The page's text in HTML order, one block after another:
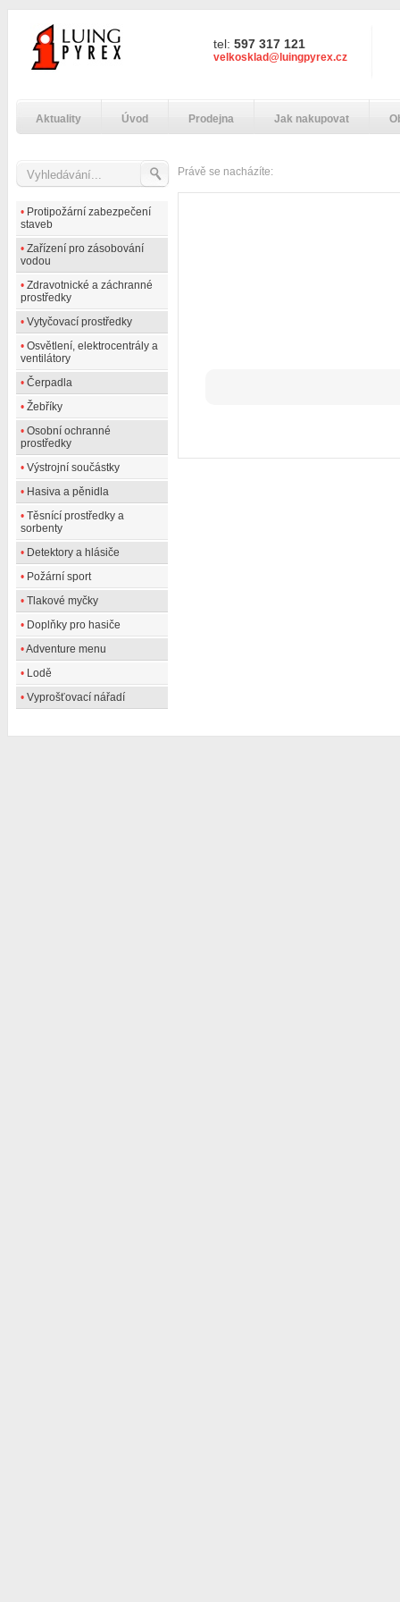
tel: 597 317 121
velkosklad@luingpyrex.cz
Aktuality Úvod Prodejna Jak nakupovat
• Protipožární zabezpečení
staveb
• Zařízení pro zásobování
vodou
• Zdravotnické a záchranné
prostředky
• Vytyčovací prostředky
• Osvětlení, elektrocentrály a
ventilátory
• Čerpadla
• Žebříky
• Osobní ochranné
prostředky
• Výstrojní součástky
• Hasiva a pěnidla
• Těsnící prostředky a
sorbenty
• Detektory a hlásiče
• Požární sport
• Tlakové myčky
• Doplňky pro hasiče
•Adventure menu
• Lodě
• Vyprošťovací nářadí
Právě se nacházíte: